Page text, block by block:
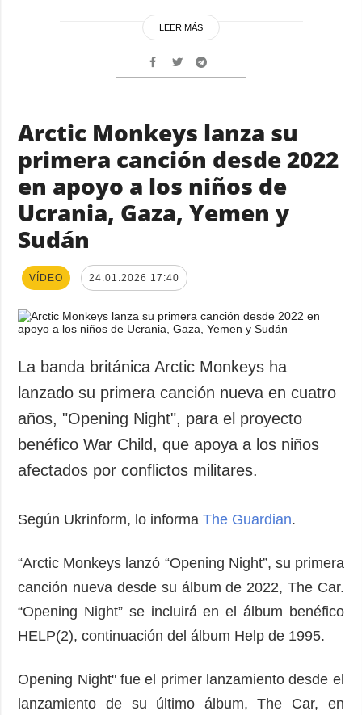
LEER MÁS
Arctic Monkeys lanza su
primera canción desde 2022
en apoyo a los niños de
Ucrania, Gaza, Yemen y
Sudán
VÍDEO 24.01.2026 17:40
La banda británica Arctic Monkeys ha
lanzado su primera canción nueva en cuatro
años, "Opening Night", para el proyecto
benéfico War Child, que apoya a los niños
afectados por conflictos militares.
Según Ukrinform, lo informaThe Guardian.
“Arctic Monkeys lanzó “Opening Night”, su primera
canción nueva desde su álbum de 2022, The Car.
“Opening Night” se incluirá en el álbum benéfico
HELP(2), continuación del álbum Help de 1995.
Opening Night" fue el primer lanzamiento desde el
lanzamiento de su último álbum, The Car, en